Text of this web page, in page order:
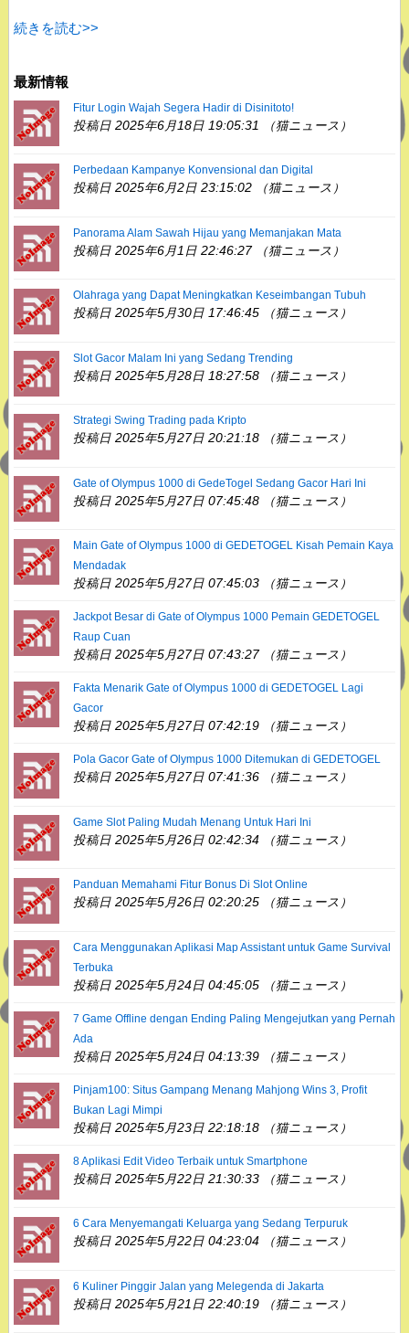
続きを読む>>
最新情報
Fitur Login Wajah Segera Hadir di Disinitoto!
投稿日 2025年6月18日 19:05:31 （猫ニュース）
Perbedaan Kampanye Konvensional dan Digital
投稿日 2025年6月2日 23:15:02 （猫ニュース）
Panorama Alam Sawah Hijau yang Memanjakan Mata
投稿日 2025年6月1日 22:46:27 （猫ニュース）
Olahraga yang Dapat Meningkatkan Keseimbangan Tubuh
投稿日 2025年5月30日 17:46:45 （猫ニュース）
Slot Gacor Malam Ini yang Sedang Trending
投稿日 2025年5月28日 18:27:58 （猫ニュース）
Strategi Swing Trading pada Kripto
投稿日 2025年5月27日 20:21:18 （猫ニュース）
Gate of Olympus 1000 di GedeTogel Sedang Gacor Hari Ini
投稿日 2025年5月27日 07:45:48 （猫ニュース）
Main Gate of Olympus 1000 di GEDETOGEL Kisah Pemain Kaya
Mendadak
投稿日 2025年5月27日 07:45:03 （猫ニュース）
Jackpot Besar di Gate of Olympus 1000 Pemain GEDETOGEL
Raup Cuan
投稿日 2025年5月27日 07:43:27 （猫ニュース）
Fakta Menarik Gate of Olympus 1000 di GEDETOGEL Lagi
Gacor
投稿日 2025年5月27日 07:42:19 （猫ニュース）
Pola Gacor Gate of Olympus 1000 Ditemukan di GEDETOGEL
投稿日 2025年5月27日 07:41:36 （猫ニュース）
Game Slot Paling Mudah Menang Untuk Hari Ini
投稿日 2025年5月26日 02:42:34 （猫ニュース）
Panduan Memahami Fitur Bonus Di Slot Online
投稿日 2025年5月26日 02:20:25 （猫ニュース）
Cara Menggunakan Aplikasi Map Assistant untuk Game Survival
Terbuka
投稿日 2025年5月24日 04:45:05 （猫ニュース）
7 Game Offline dengan Ending Paling Mengejutkan yang Pernah
Ada
投稿日 2025年5月24日 04:13:39 （猫ニュース）
Pinjam100: Situs Gampang Menang Mahjong Wins 3, Profit
Bukan Lagi Mimpi
投稿日 2025年5月23日 22:18:18 （猫ニュース）
8 Aplikasi Edit Video Terbaik untuk Smartphone
投稿日 2025年5月22日 21:30:33 （猫ニュース）
6 Cara Menyemangati Keluarga yang Sedang Terpuruk
投稿日 2025年5月22日 04:23:04 （猫ニュース）
6 Kuliner Pinggir Jalan yang Melegenda di Jakarta
投稿日 2025年5月21日 22:40:19 （猫ニュース）